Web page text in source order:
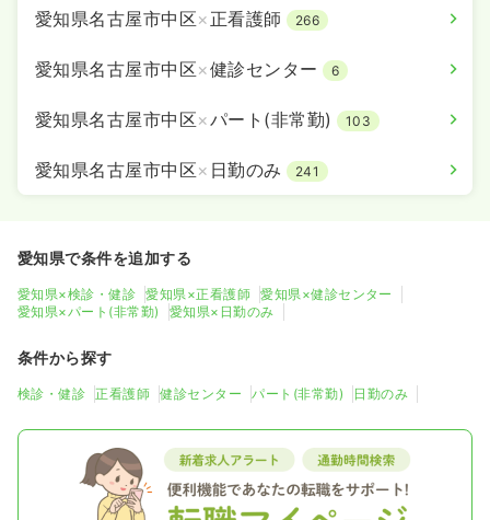
愛知県名古屋市中区× 正看護師 266
愛知県名古屋市中区×健診センター 6
愛知県名古屋市中区×パート(非常勤) 103
愛知県名古屋市中区× 日勤のみ 241
愛知県で条件を追加する
愛知県×検診・健診 愛知県×正看護師
愛知県×健診センター
愛知県×パート(非常勤)
愛知県×日勤のみ
条件から探す
検診・健診 正看護師 健診センター パート(非常勤) 日勤のみ